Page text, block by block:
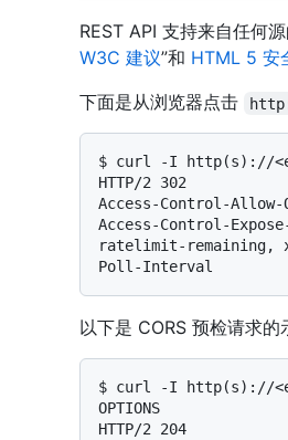
REST API 支持来自任何
W3C 建议”和 HTML 5 安
下面是从浏览器点击
$ curl -I http(s)://
HTTP/2 302
Access-Control-
Access-Control-
ratelimit-remaining,
以下是 CORS 预检请求的
$ curl -I http(s)://
OPTIONS
HTTP/2 204